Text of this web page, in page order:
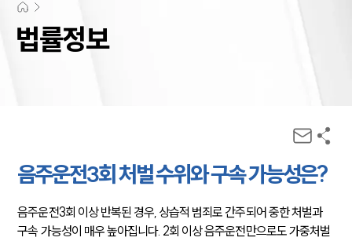
법률정보
음주운전3회 처벌 수위와 구속 가능성은?
음주운전3회 이상 반복된 경우, 상습적 범죄로 간주되어 중한 처벌과
구속 가능성이 매우 높아집니다. 2회 이상 음주운전만으로도 가중처벌